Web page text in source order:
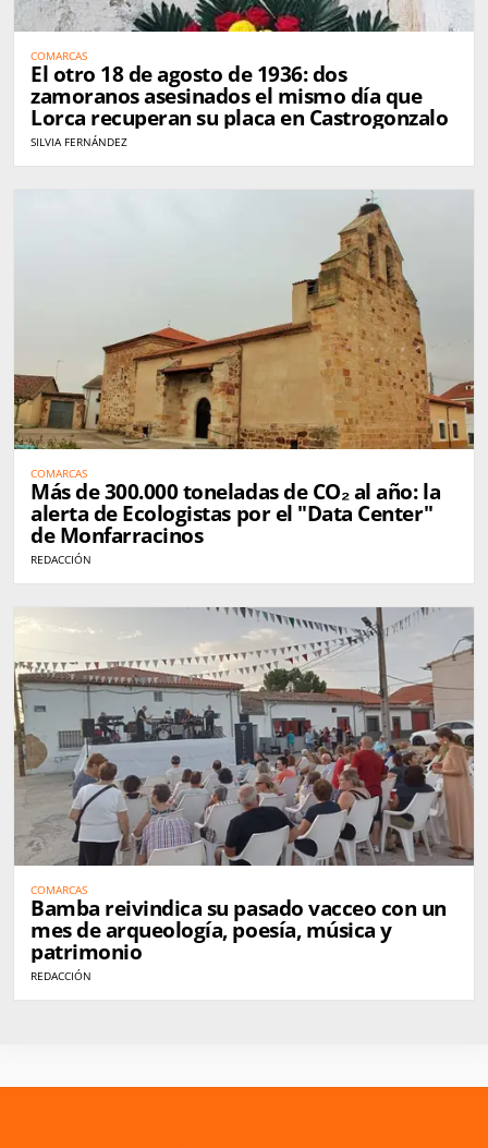
COMARCAS
El otro 18 de agosto de 1936: dos
zamoranos asesinados el mismo día que
Lorca recuperan su placa en Castrogonzalo
SILVIA FERNÁNDEZ
COMARCAS
Más de 300.000 toneladas de CO₂ al año: la
alerta de Ecologistas por el "Data Center"
de Monfarracinos
REDACCIÓN
COMARCAS
Bamba reivindica su pasado vacceo con un
mes de arqueología, poesía, música y
patrimonio
REDACCIÓN